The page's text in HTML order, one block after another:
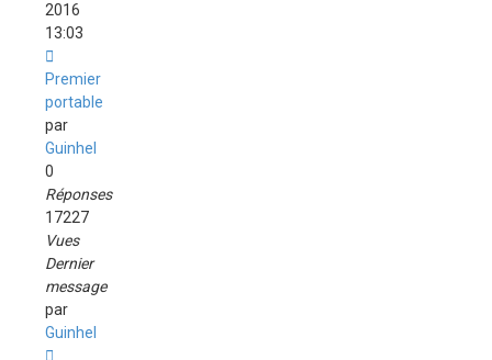
2016
13:03
Premier
portable
par
Guinhel
0
Réponses
17227
Vues
Dernier
message
par
Guinhel